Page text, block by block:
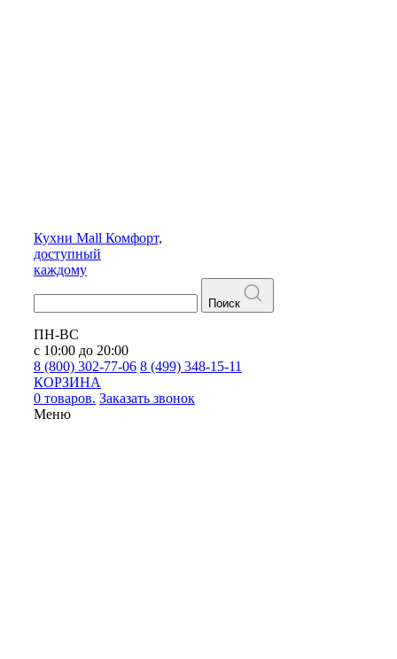
Кухни Mall Комфорт,
доступный
каждому
Поиск
ПН-ВС
с 10:00 до 20:00
8 (800) 302-77-06 8 (499) 348-15-11
КОРЗИНА
0 товаров. Заказать звонок
Меню